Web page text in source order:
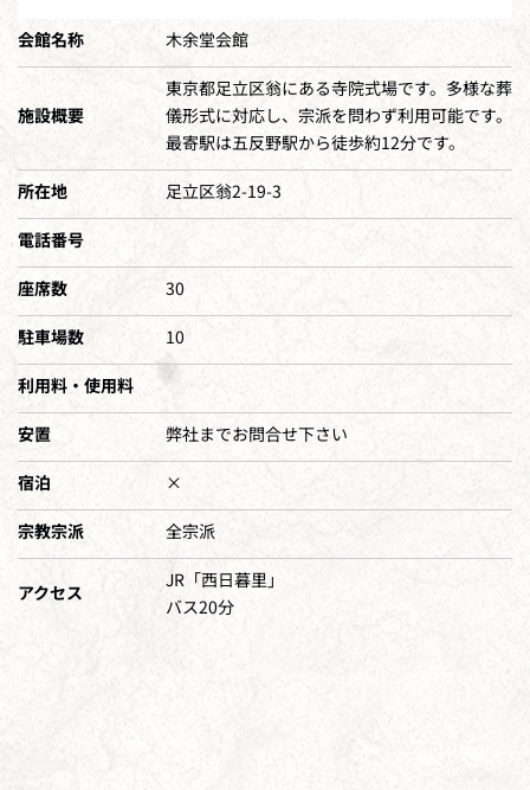
会館名称 木余堂会館
施設概要
東京都足立区翁にある寺院式場です。多様な葬
儀形式に対応し、宗派を問わず利用可能です。
最寄駅は五反野駅から徒歩約12分です。
所在地 足立区翁2-19-3
電話番号
座席数 30
駐車場数 10
利用料・使用料
安置 弊社までお問合せ下さい
宿泊 ×
宗教宗派 全宗派
アクセス
JR「西日暮里」
バス20分